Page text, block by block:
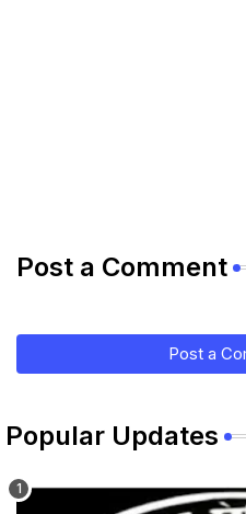
Post a Comment
Post a
Popular Updates